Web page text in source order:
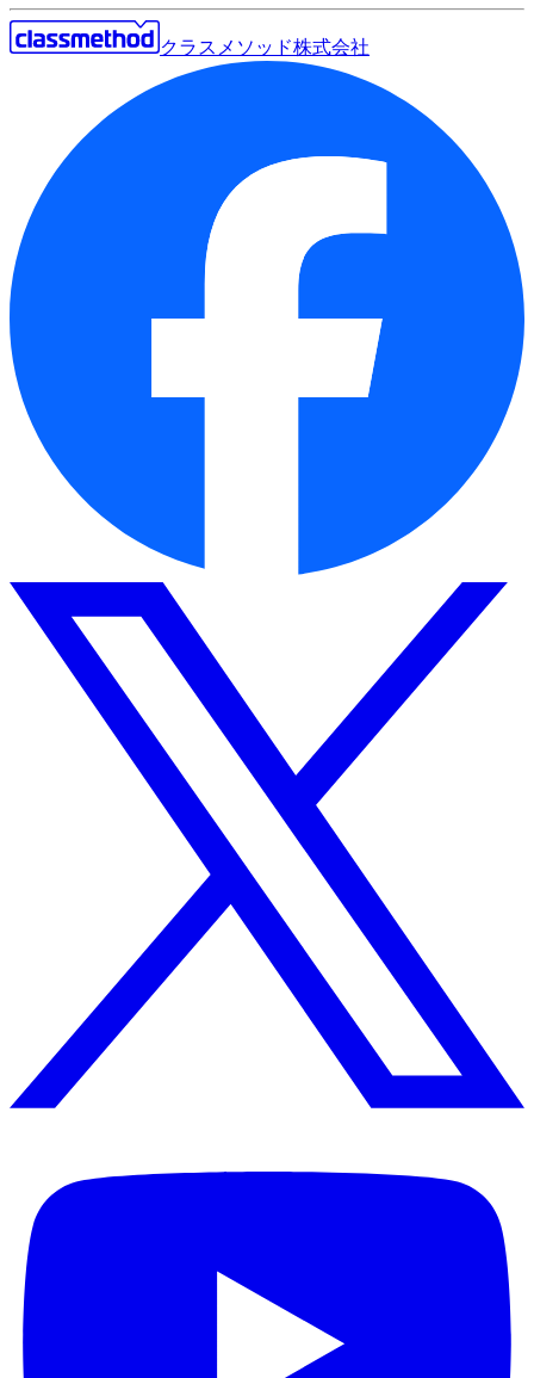
クラスメソッド株式会社